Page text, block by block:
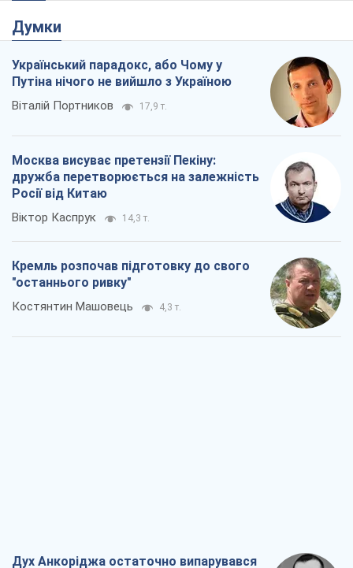
Думки
Український парадокс, або Чому у
Путіна нічого не вийшло з Україною
Віталій Портников 17,9 т.
Москва висуває претензії Пекіну:
дружба перетворюється на залежність
Росії від Китаю
Віктор Каспрук 14,3 т.
Кремль розпочав підготовку до свого
"останнього ривку"
Костянтин Машовець 4,3 т.
Дух Анкоріджа остаточно випарувався